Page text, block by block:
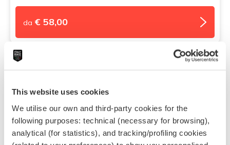
This website uses cookies
We utilise our own and third-party cookies for the
following purposes: technical (necessary for browsing),
analytical (for statistics), and tracking/profiling cookies
da € 58,00